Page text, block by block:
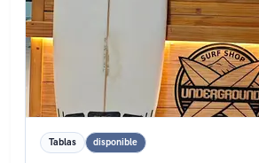
Tablas disponible